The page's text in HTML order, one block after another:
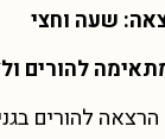
שעה וחצי
להורים
להורים